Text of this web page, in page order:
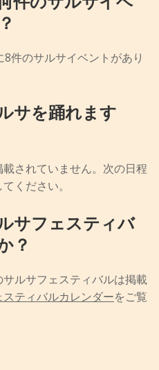
件のサルサイベントがあり
サを踊れます
されていません。次の日程
ください。
サフェスティバ
？
ルサフェスティバルは掲載
ティバルカレンダーをご覧